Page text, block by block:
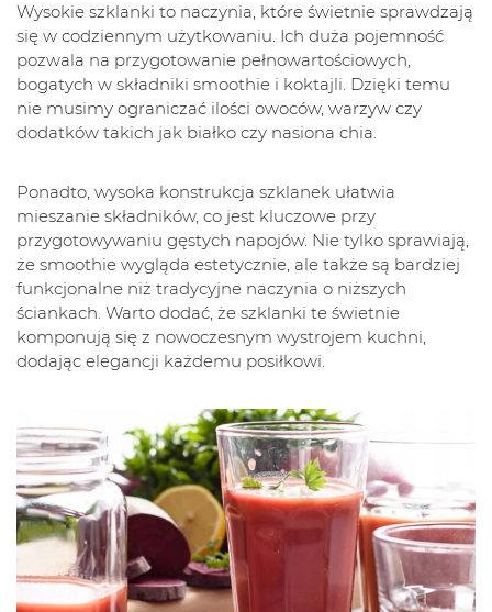
Wysokie szklanki to naczynia, które świetnie sprawdzają
się w codziennym użytkowaniu. Ich duża pojemność
pozwala na przygotowanie pełnowartościowych,
bogatych w składniki smoothie i koktajli. Dzięki temu
nie musimy ograniczać ilości owoców, warzyw czy
dodatków takich jak białko czy nasiona chia.
Ponadto, wysoka konstrukcja szklanek ułatwia
mieszanie składników, co jest kluczowe przy
przygotowywaniu gęstych napojów. Nie tylko sprawiają,
że smoothie wygląda estetycznie, ale także są bardziej
funkcjonalne niż tradycyjne naczynia o niższych
ściankach. Warto dodać, że szklanki te świetnie
komponują się z nowoczesnym wystrojem kuchni,
dodając elegancji każdemu posiłkowi.